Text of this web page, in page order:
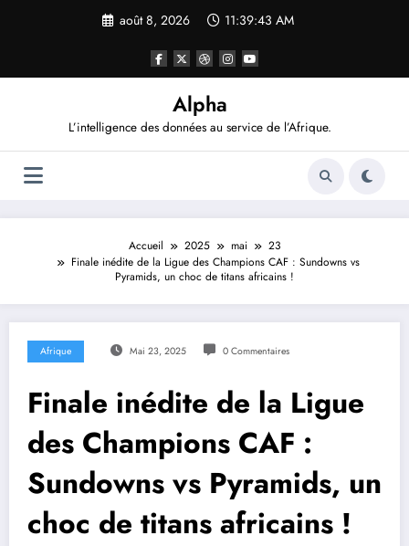
août 8, 2026 11:39:43 AM
Alpha
L’intelligence des données au service de l’Afrique.
Accueil 2025 mai
23
Finale inédite de la Ligue des Champions CAF : Sundowns vs
Pyramids, un choc de titans africains !
Afrique Mai 23, 2025 0 Commentaires
Finale inédite de la Ligue
des Champions CAF :
Sundowns vs Pyramids, un
choc de titans africains !